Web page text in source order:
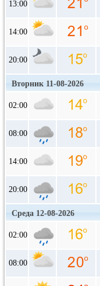
13:00
14:00
20:00
Вторник 11-08-2026
02:00
08:00
14:00
20:00
Среда 12-08-2026
02:00
08:00